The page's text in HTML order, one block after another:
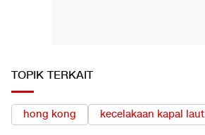
TOPIK TERKAIT
hong kong kecelakaan kapal laut